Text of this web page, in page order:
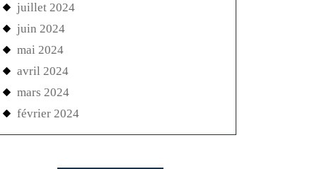
juillet 2024
juin 2024
mai 2024
avril 2024
mars 2024
février 2024